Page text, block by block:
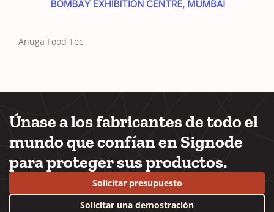
Anuga Food Tec
Únase a los fabricantes de todo el
mundo que confían en Signode
para proteger sus productos.
Solicitar presupuesto
Solicitar una demostración